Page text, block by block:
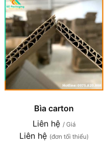
Bìa carton
Liên hệ / Giá
Liên hệ (đơn tối thiểu)